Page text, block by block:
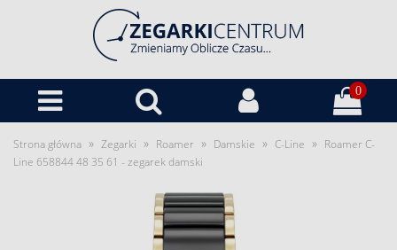
0
Strona główna » Zegarki » Roamer » Damskie » C-Line » Roamer C-
Line 658844 48 35 61 - zegarek damski